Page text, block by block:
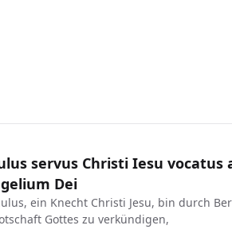
servus Christi Iesu vocatus
Dei
ein Knecht Christi Jesu, bin durch
Gottes zu verkündigen,